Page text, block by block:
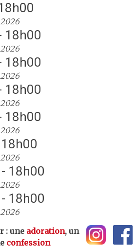
18h00
18h00
18h00
18h00
18h00
18h00
adoration, un
confession